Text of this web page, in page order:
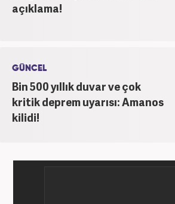
açıklama!
GÜNCEL
Bin 500 yıllık duvar ve çok
kritik deprem uyarısı: Amanos
kilidi!